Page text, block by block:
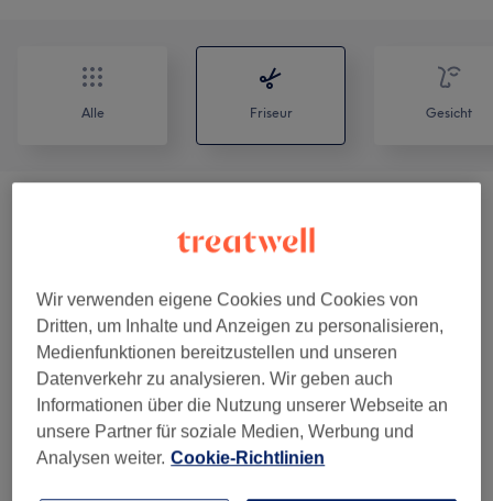
Alle Friseur Gesicht
Haarkuren & Pflege (1) 9 €
Herren - Haarschnitte & Stylings (6) ab 15 €
Kinder - Haarschnitte & Stylings (1) ab 17 €
Wir verwenden eigene Cookies und Cookies von
Dritten, um Inhalte und Anzeigen zu personalisieren,
Medienfunktionen bereitzustellen und unseren
Datenverkehr zu analysieren. Wir geben auch
Informationen über die Nutzung unserer Webseite an
unsere Partner für soziale Medien, Werbung und
Analysen weiter. Cookie-Richtlinien